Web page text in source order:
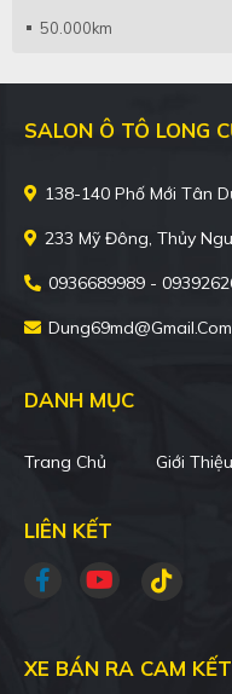
50.000km
SALON Ô TÔ LONG
138-140 Phố Mới Tân
233 Mỹ Đông, Thủy
0936689989 -
Dung69md@gmail.com
DANH MỤC
Trang Chủ Giới Thiệu
LIÊN KẾT
XE BÁN RA CAM KẾT